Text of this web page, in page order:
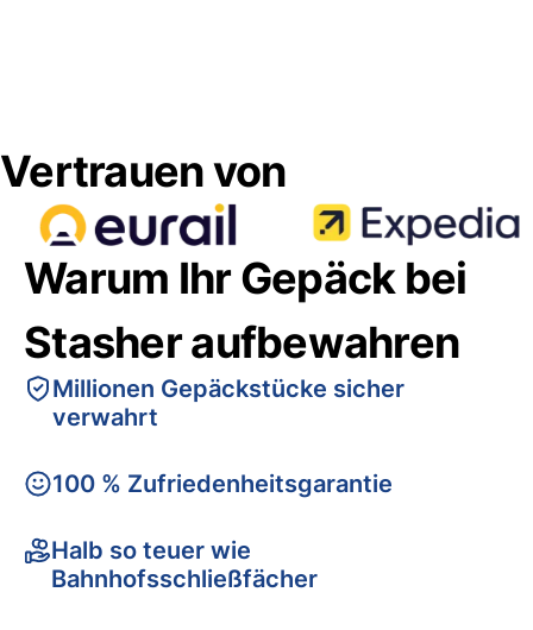
Vertrauen von
Warum Ihr Gepäck bei
Stasher aufbewahren
Millionen Gepäckstücke sicher
verwahrt
100 % Zufriedenheitsgarantie
Halb so teuer wie
Bahnhofsschließfächer